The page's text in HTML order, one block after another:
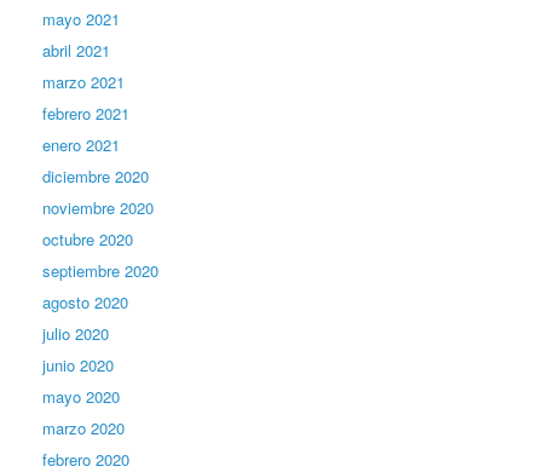
mayo 2021
abril 2021
marzo 2021
febrero 2021
enero 2021
diciembre 2020
noviembre 2020
octubre 2020
septiembre 2020
agosto 2020
julio 2020
junio 2020
mayo 2020
marzo 2020
febrero 2020